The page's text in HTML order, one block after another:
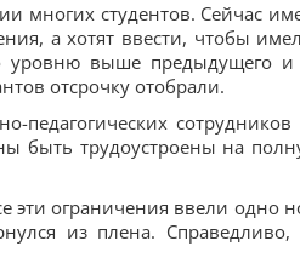
многих студентов. Сейчас
а хотят ввести, чтобы
уровню выше предыдущего
отсрочку отобрали.
педагогических
быть трудоустроены на
эти ограничения ввели одно
из плена.